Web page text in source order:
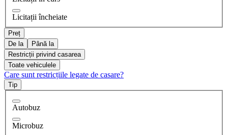
Licitații încheiate
Preț
De la
Până la
Restricții privind casarea
Toate vehiculele
Care sunt restricțiile legate de casare?
Tip
Autobuz
Microbuz